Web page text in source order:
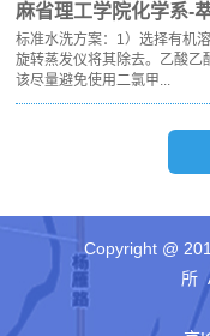
麻省理工学院化学系-
标准水洗方案：1）选择有机
旋转蒸发仪将其除去。乙酸乙
该尽量避免使用二氯甲...
Copyright @
所